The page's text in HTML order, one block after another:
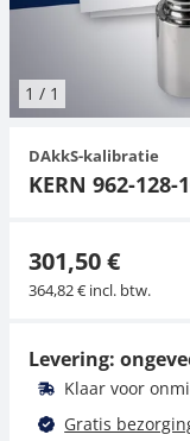
1 / 1
DAkkS-kalibratie
KERN 962-128-
301,50 €
364,82 € incl. btw.
Levering:
Klaar voor
Gratis
Hangende
Kraanweegschalen
Spannings- en
Trekapparaten
Externe verlichting
Toepassingen voor
Universele
Kleurmeting